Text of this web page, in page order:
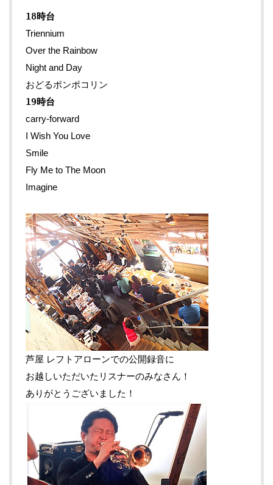
18時台
Triennium
Over the Rainbow
Night and Day
おどるポンポコリン
19時台
carry-forward
I Wish You Love
Smile
Fly Me to The Moon
Imagine
芦屋 レフトアローンでの公開録音に
お越しいただいたリスナーのみなさん！
ありがとうございました！